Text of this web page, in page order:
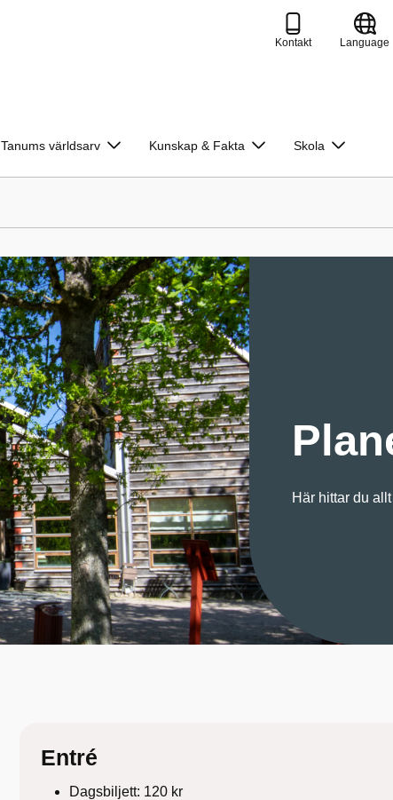
Kontakt Language
Tanums världsarv Kunskap & Fakta Skola
Här hittar du
Entré
Dagsbiljett: 120 kr